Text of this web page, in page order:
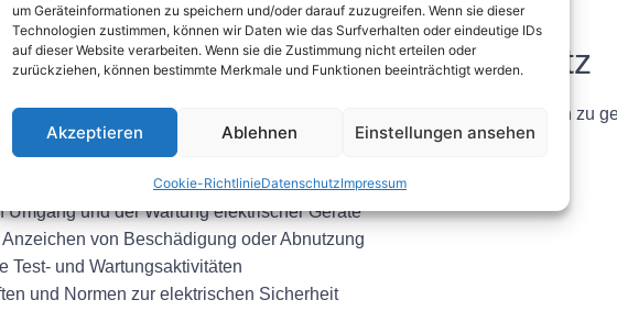
um Geräteinformationen zu speichern und/oder darauf zuzugreifen. Wenn sie dieser
Technologien zustimmen, können wir Daten wie das Surfverhalten oder eindeutige IDs
auf dieser Website verarbeiten. Wenn sie die Zustimmung nicht erteilen oder
zurückziehen, können bestimmte Merkmale und Funktionen beeinträchtigt werden.
Akzeptieren Ablehnen Einstellungen ansehen
Cookie-RichtlinieDatenschutzImpressum
der Sicherheit am Arbeitsplatz
um die Sicherheit am Arbeitsplatz bei tragbaren Elektrogeräten zu
für alle tragbaren Elektrogeräte
und der Wartung elektrischer Geräte
von Beschädigung oder Abnutzung
Test- und Wartungsaktivitäten
und Normen zur elektrischen Sicherheit